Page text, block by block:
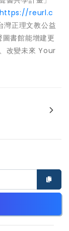
https://reurl.c
灣正理文教公益
書館能增建更
改變未來 Your